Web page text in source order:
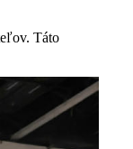
Táto